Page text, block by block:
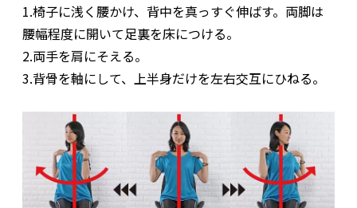
1.椅子に浅く腰かけ、背中を真っすぐ伸ばす。両脚は
腰幅程度に開いて足裏を床につける。
2.両手を肩にそえる。
3.背骨を軸にして、上半身だけを左右交互にひねる。